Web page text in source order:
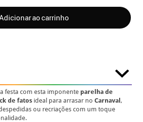
ao carrinho
festa com esta imponente parelha de
de fatos ideal para arrasar noCarnaval,
ou recriações com um toque